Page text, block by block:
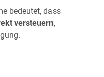
bedeutet, dass
versteuern,